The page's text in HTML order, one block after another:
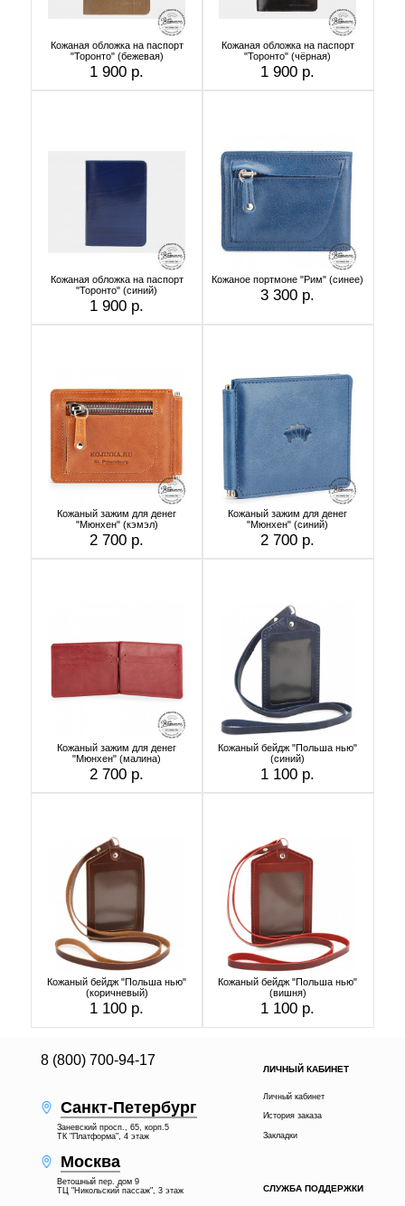
Кожаная обложка на паспорт
"Торонто" (бежевая)
1 900 р.
Кожаная обложка на паспорт
"Торонто" (чёрная)
1 900 р.
Кожаная обложка на паспорт
"Торонто" (синий)
1 900 р.
Кожаное портмоне "Рим" (синее)
3 300 р.
Кожаный зажим для денег
"Мюнхен" (кэмэл)
2 700 р.
Кожаный зажим для денег
"Мюнхен" (синий)
2 700 р.
Кожаный зажим для денег
"Мюнхен" (малина)
2 700 р.
Кожаный бейдж "Польша нью"
(синий)
1 100 р.
Кожаный бейдж "Польша нью"
(коричневый)
1 100 р.
Кожаный бейдж "Польша нью"
(вишня)
1 100 р.
8 (800) 700-94-17
Санкт-Петербург
Заневский просп., 65, корп.5
ТК "Платформа", 4 этаж
Москва
Ветошный пер. дом 9
ТЦ "Никольский пассаж", 3 этаж
ЛИЧНЫЙ КАБИНЕТ
Личный кабинет
История заказа
Закладки
СЛУЖБА ПОДДЕРЖКИ